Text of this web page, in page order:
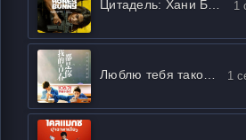
1
1